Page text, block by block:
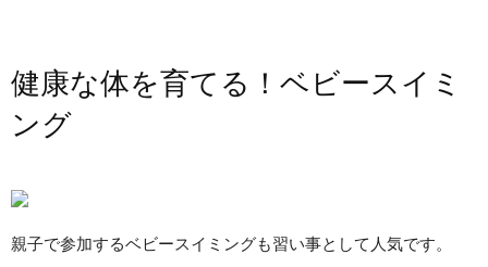
健康な体を育てる！ベビースイミ
ング
親子で参加するベビースイミングも習い事として人気です。